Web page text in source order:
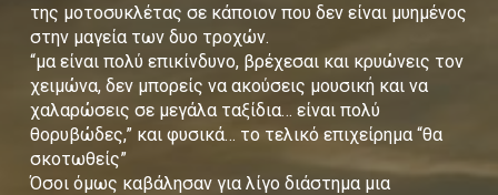
της μοτοσυκλέτας σε κάποιον που δεν είναι μυημένος
στην μαγεία των δυο τροχών.
“μα είναι πολύ επικίνδυνο, βρέχεσαι και κρυώνεις τον
χειμώνα, δεν μπορείς να ακούσεις μουσική και να
χαλαρώσεις σε μεγάλα ταξίδια… είναι πολύ
θορυβώδες,” και φυσικά… το τελικό επιχείρημα “θα
σκοτωθείς”
Όσοι όμως καβάλησαν για λίγο διάστημα μια